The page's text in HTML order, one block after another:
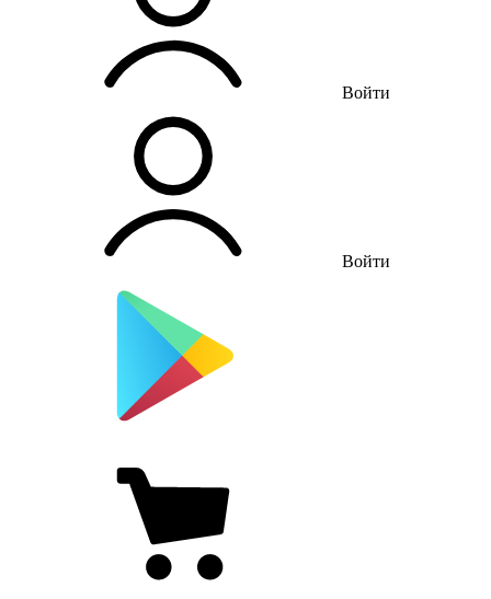
Войти
Войти